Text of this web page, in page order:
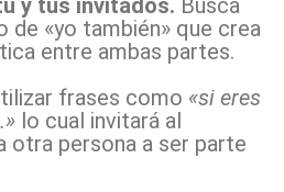
de «yo también» que crea
entre ambas partes.
frases como «si eres
lo cual invitará al
otra persona a ser parte